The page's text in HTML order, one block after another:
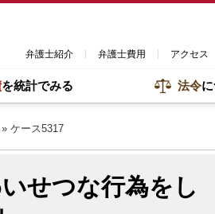
弁護士紹介 弁護士費用 アクセス
を統計でみる 法令
» ケース5317
せつな行為をし